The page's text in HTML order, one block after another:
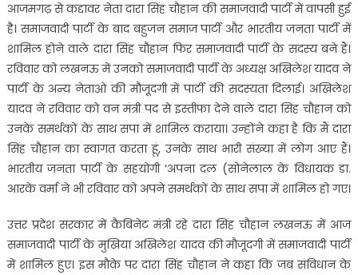
आजमगढ़ से कद्दावर नेता दारा सिंह चौहान की समाजवादी पार्टी में वापसी हुई
है। समाजवादी पार्टी के बाद बहुजन समाज पार्टी और भारतीय जनता पार्टी में
शामिल होने वाले दारा सिंह चौहान फिर समाजवादी पार्टी के सदस्य बने हैं।
रविवार को लखनऊ में उनको समाजवादी पार्टी के अध्यक्ष अखिलेश यादव ने
पार्टी के अन्य नेताओं की मौजूदगी में पार्टी की सदस्यता दिलाई। अखिलेश
यादव ने रविवार को वन मंत्री पद से इस्तीफा देने वाले दारा सिंह चौहान को
उनके समर्थकों के साथ सपा में शामिल कराया। उन्होंने कहा है कि मैं दारा
सिंह चौहान का स्वागत करता हूं, उनके साथ भारी संख्या में लोग आए हैं।
भारतीय जनता पार्टी के सहयोगी ‘अपना दल (सोनेलाल के विधायक डा.
आरके वर्मा ने भी रविवार को अपने समर्थकों के साथ सपा में शामिल हो गए।
उत्तर प्रदेश सरकार में कैबिनेट मंत्री रहे दारा सिंह चौहान लखनऊ में आज
समाजवादी पार्टी के मुखिया अखिलेश यादव की मौजूदगी में समाजवादी पार्टी
में शामिल हुए। इस मौके पर दारा सिंह चौहान ने कहा कि जब संविधान के